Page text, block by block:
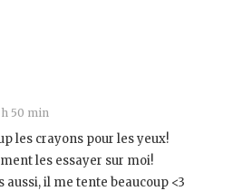
h 50 min
les crayons pour les yeux!
les essayer sur moi!
aussi, il me tente beaucoup <3